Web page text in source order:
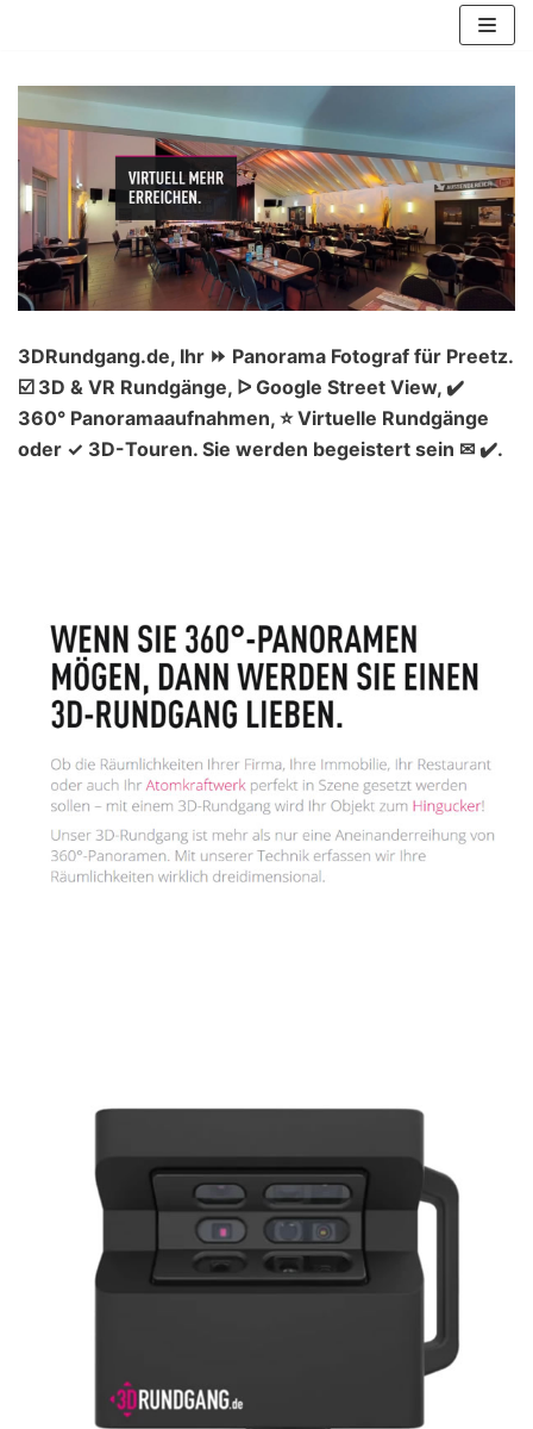
Inhalt
springen
3DRundgang.de, Ihr ⏩ Panorama Fotograf für Preetz.
☑️ 3D & VR Rundgänge, ᐅ Google Street View, ✔️
360° Panoramaaufnahmen, ⭐ Virtuelle Rundgänge
oder ✓ 3D-Touren. Sie werden begeistert sein ✉ ✔️.